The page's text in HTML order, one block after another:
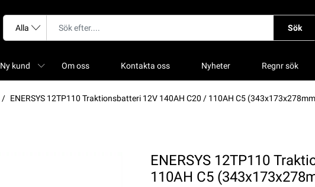
Sök
Ny kund Om oss Kontakta oss Nyheter Regnr sök
ENERSYS 12TP110 Traktionsbatteri 12V 140AH C20 / 110AH C5
ENERSYS 12TP110
110AH C5